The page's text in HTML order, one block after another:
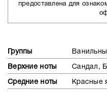
предоставлена для
Группы
Верхние ноты Сандал,
Средние ноты Красные